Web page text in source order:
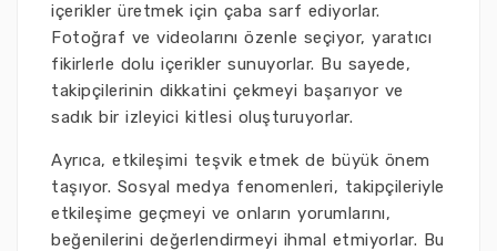
içerikler üretmek için çaba sarf ediyorlar.
Fotoğraf ve videolarını özenle seçiyor, yaratıcı
fikirlerle dolu içerikler sunuyorlar. Bu sayede,
takipçilerinin dikkatini çekmeyi başarıyor ve
sadık bir izleyici kitlesi oluşturuyorlar.
Ayrıca, etkileşimi teşvik etmek de büyük önem
taşıyor. Sosyal medya fenomenleri, takipçileriyle
etkileşime geçmeyi ve onların yorumlarını,
beğenilerini değerlendirmeyi ihmal etmiyorlar. Bu